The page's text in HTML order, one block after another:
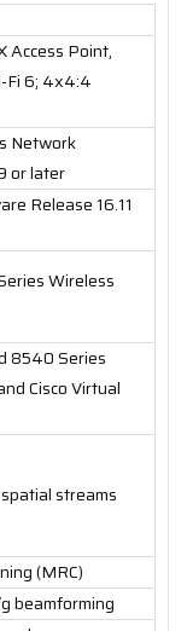
Access Point,
Fi 6; 4x4:4
Network
or later
Release 16.11
Wireless
8540 Series
Cisco Virtual
streams
(MRC)
beamforming